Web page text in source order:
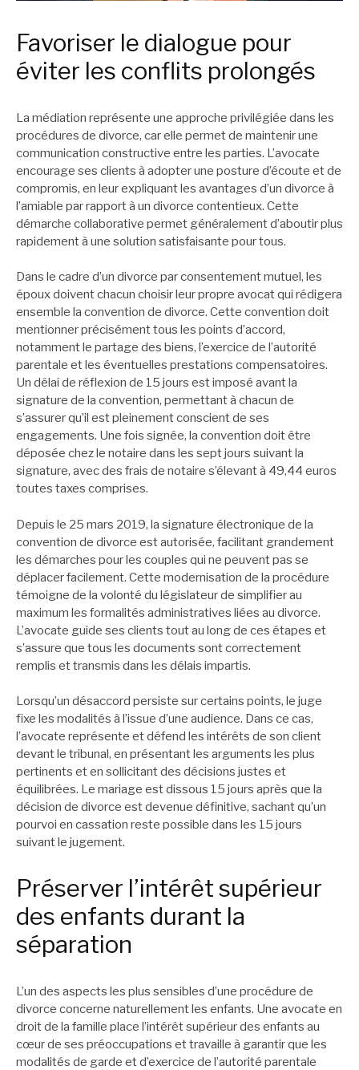
Favoriser le dialogue pour
éviter les conflits prolongés
La médiation représente une approche privilégiée dans les
procédures de divorce, car elle permet de maintenir une
communication constructive entre les parties. L’avocate
encourage ses clients à adopter une posture d’écoute et de
compromis, en leur expliquant les avantages d’un divorce à
l’amiable par rapport à un divorce contentieux. Cette
démarche collaborative permet généralement d’aboutir plus
rapidement à une solution satisfaisante pour tous.
Dans le cadre d’un divorce par consentement mutuel, les
époux doivent chacun choisir leur propre avocat qui rédigera
ensemble la convention de divorce. Cette convention doit
mentionner précisément tous les points d’accord,
notamment le partage des biens, l’exercice de l’autorité
parentale et les éventuelles prestations compensatoires.
Un délai de réflexion de 15 jours est imposé avant la
signature de la convention, permettant à chacun de
s’assurer qu’il est pleinement conscient de ses
engagements. Une fois signée, la convention doit être
déposée chez le notaire dans les sept jours suivant la
signature, avec des frais de notaire s’élevant à 49,44 euros
toutes taxes comprises.
Depuis le 25 mars 2019, la signature électronique de la
convention de divorce est autorisée, facilitant grandement
les démarches pour les couples qui ne peuvent pas se
déplacer facilement. Cette modernisation de la procédure
témoigne de la volonté du législateur de simplifier au
maximum les formalités administratives liées au divorce.
L’avocate guide ses clients tout au long de ces étapes et
s’assure que tous les documents sont correctement
remplis et transmis dans les délais impartis.
Lorsqu’un désaccord persiste sur certains points, le juge
fixe les modalités à l’issue d’une audience. Dans ce cas,
l’avocate représente et défend les intérêts de son client
devant le tribunal, en présentant les arguments les plus
pertinents et en sollicitant des décisions justes et
équilibrées. Le mariage est dissous 15 jours après que la
décision de divorce est devenue définitive, sachant qu’un
pourvoi en cassation reste possible dans les 15 jours
suivant le jugement.
Préserver l’intérêt supérieur
des enfants durant la
séparation
L’un des aspects les plus sensibles d’une procédure de
divorce concerne naturellement les enfants. Une avocate en
droit de la famille place l’intérêt supérieur des enfants au
cœur de ses préoccupations et travaille à garantir que les
modalités de garde et d’exercice de l’autorité parentale